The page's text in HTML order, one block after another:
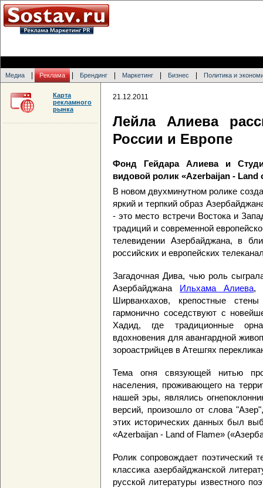
Медиа Реклама Брендинг Маркетинг Бизнес Политика и
21.12.2011
Лейла Алиева
России и Европе
Фонд Гейдара Алиева и
видовой ролик «Azerbaijan - Land
В новом двухминутном ролике
яркий и терпкий образ
- это место встречи Востока и
традиций и современной
телевидении Азербайджана, в
российских и европейских
Загадочная Дива, чью роль
Азербайджана Ильхама Алиева,
Ширванхахов, крепостные
гармонично соседствуют с
Хадид, где традиционные
вдохновения для авангардной
зороастрийцев в Атешгях
Тема огня связующей нитью
населения, проживающего на
нашей эры, являлись
версий, произошло от слова
этих исторических данных был
«Azerbaijan - Land of Flame»
Ролик сопровождает поэтический
классика азербайджанской
русской литературы известного
Карта
рекламного
рынка